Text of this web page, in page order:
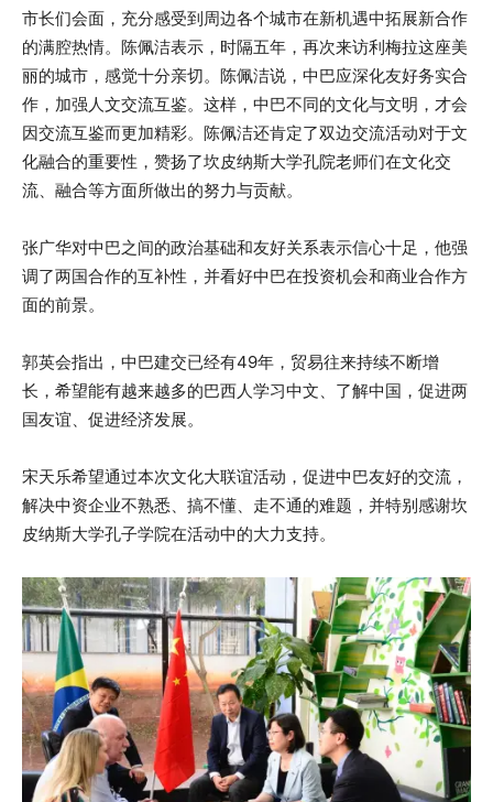
市长们会面，充分感受到周边各个城市在新机遇中拓展新合作
的满腔热情。陈佩洁表示，时隔五年，再次来访利梅拉这座美
丽的城市，感觉十分亲切。陈佩洁说，中巴应深化友好务实合
作，加强人文交流互鉴。这样，中巴不同的文化与文明，才会
因交流互鉴而更加精彩。陈佩洁还肯定了双边交流活动对于文
化融合的重要性，赞扬了坎皮纳斯大学孔院老师们在文化交
流、融合等方面所做出的努力与贡献。
张广华对中巴之间的政治基础和友好关系表示信心十足，他强
调了两国合作的互补性，并看好中巴在投资机会和商业合作方
面的前景。
郭英会指出，中巴建交已经有49年，贸易往来持续不断增
长，希望能有越来越多的巴西人学习中文、了解中国，促进两
国友谊、促进经济发展。
宋天乐希望通过本次文化大联谊活动，促进中巴友好的交流，
解决中资企业不熟悉、搞不懂、走不通的难题，并特别感谢坎
皮纳斯大学孔子学院在活动中的大力支持。